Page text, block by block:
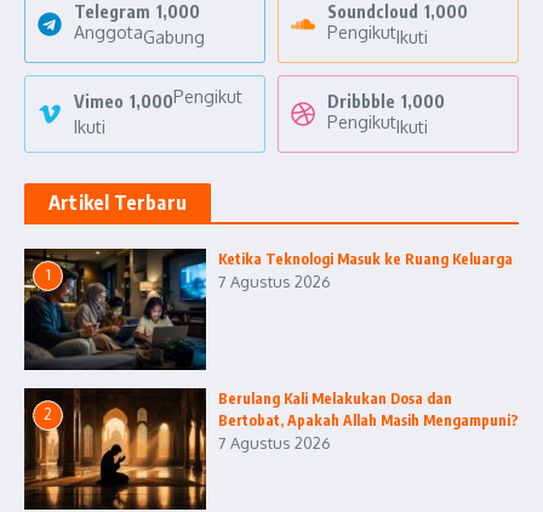
Telegram 1,000
AnggotaGabung
Soundcloud 1,000
PengikutIkuti
Vimeo 1,000Pengikut
Ikuti
Dribbble 1,000
PengikutIkuti
Artikel Terbaru
1
Ketika Teknologi Masuk ke Ruang Keluarga
7 Agustus 2026
2
Berulang Kali Melakukan Dosa dan
Bertobat, Apakah Allah Masih Mengampuni?
7 Agustus 2026